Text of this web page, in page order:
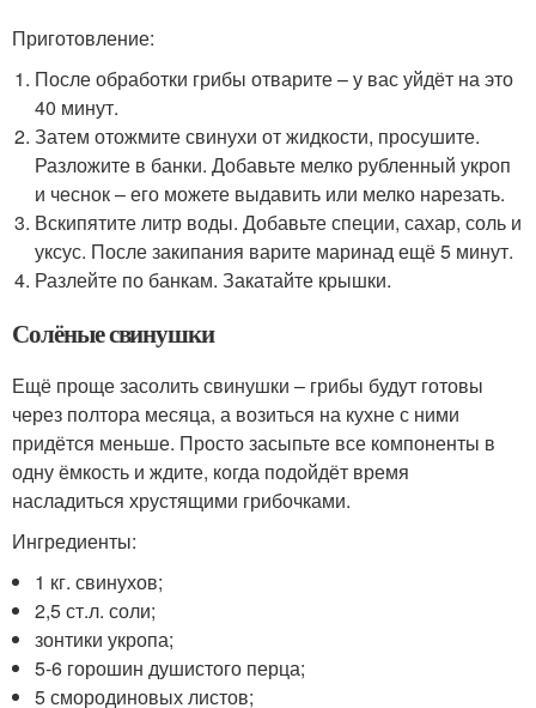
Приготовление:
После обработки грибы отварите – у вас уйдёт на это
40 минут.
Затем отожмите свинухи от жидкости, просушите.
Разложите в банки. Добавьте мелко рубленный укроп
и чеснок – его можете выдавить или мелко нарезать.
Вскипятите литр воды. Добавьте специи, сахар, соль и
уксус. После закипания варите маринад ещё 5 минут.
Разлейте по банкам. Закатайте крышки.
Солёные свинушки
Ещё проще засолить свинушки – грибы будут готовы
через полтора месяца, а возиться на кухне с ними
придётся меньше. Просто засыпьте все компоненты в
одну ёмкость и ждите, когда подойдёт время
насладиться хрустящими грибочками.
Ингредиенты:
1 кг. свинухов;
2,5 ст.л. соли;
зонтики укропа;
5-6 горошин душистого перца;
5 смородиновых листов;